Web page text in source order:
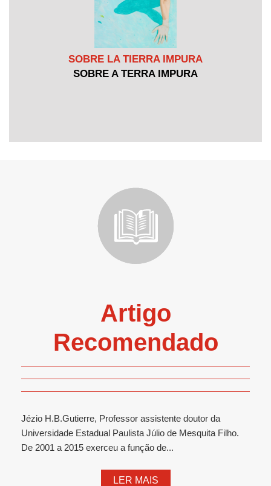
SOBRE LA TIERRA IMPURA
SOBRE A TERRA IMPURA
Artigo
Recomendado
Jézio H.B.Gutierre, Professor assistente doutor da
Universidade Estadual Paulista Júlio de Mesquita Filho.
De 2001 a 2015 exerceu a função de...
LER MAIS